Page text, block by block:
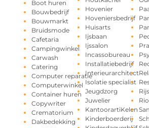
Boot huren
Bouwbedrijf
Bouwmarkt
Bruidsmode
Cafetaria
Campingwinkel
Carwash
Catering
Computer reparatie
Computerwinkel
Container huren
Copywriter
Crematorium
Dakbedekking
Hovenier
Hoveniersbedrijf
Huisarts
Ijsbaan
Ijssalon
Incassobureau
Installatiebedrijf
Interieurarchitect
Isolatie specialist
Jeugdzorg
Juwelier
KantoorartiKelen
Kinderboerderij